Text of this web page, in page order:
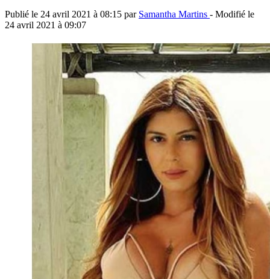
Publié le 24 avril 2021 à 08:15 par Samantha Martins - Modifié le
24 avril 2021 à 09:07